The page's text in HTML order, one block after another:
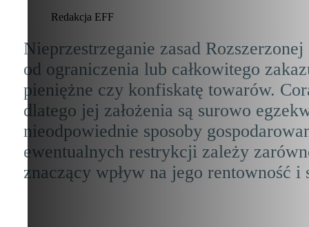
Redakcja EFF
Nieprzestrzeganie zasad
od ograniczenia lub całkowitego
pieniężne czy konfiskatę towarów.
dlatego jej założenia są surowo
nieodpowiednie sposoby
ewentualnych restrykcji zależy
znaczący wpływ na jego rentowność i